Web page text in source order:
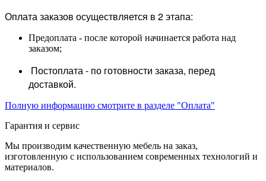
Оплата заказов осуществляется в 2 этапа:
Предоплата - после которой начинается работа над
заказом;
Постоплата - по готовности заказа, перед
доставкой.
Полную информацию смотрите в разделе "Оплата"
Гарантия и сервис
Мы производим качественную мебель на заказ,
изготовленную с использованием современных технологий и
материалов.